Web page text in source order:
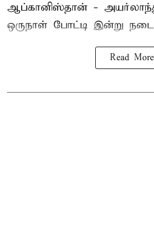
ஆப்கானிஸ்தான் -
ஒருநாள் போட்டி இன்று
Read More